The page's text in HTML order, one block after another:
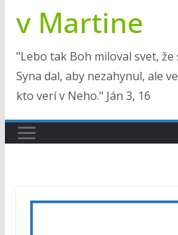
v Martine
"Lebo tak Boh miloval svet,
Syna dal, aby nezahynul, ale
kto verí v Neho." Ján 3, 16